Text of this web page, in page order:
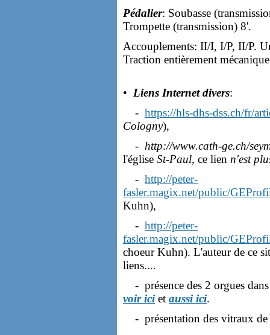
Pédalier: Soubasse
Trompette (transmission) 8'.
Accouplements: II/I, I/P, II/P.
Traction entièrement
• Liens Internet divers:
- https://hls-dhs-dss.ch/fr/
Cologny),
- http://www.cath-ge.ch/
l'église St-Paul, ce lien n'est
- http://peter-
fasler.magix.net/public/
Kuhn),
- http://peter-
fasler.magix.net/public/
choeur Kuhn). L'auteur de ce
liens....
- présence des 2 orgues dans
voir iciet aussi ici.
- présentation des vitraux de